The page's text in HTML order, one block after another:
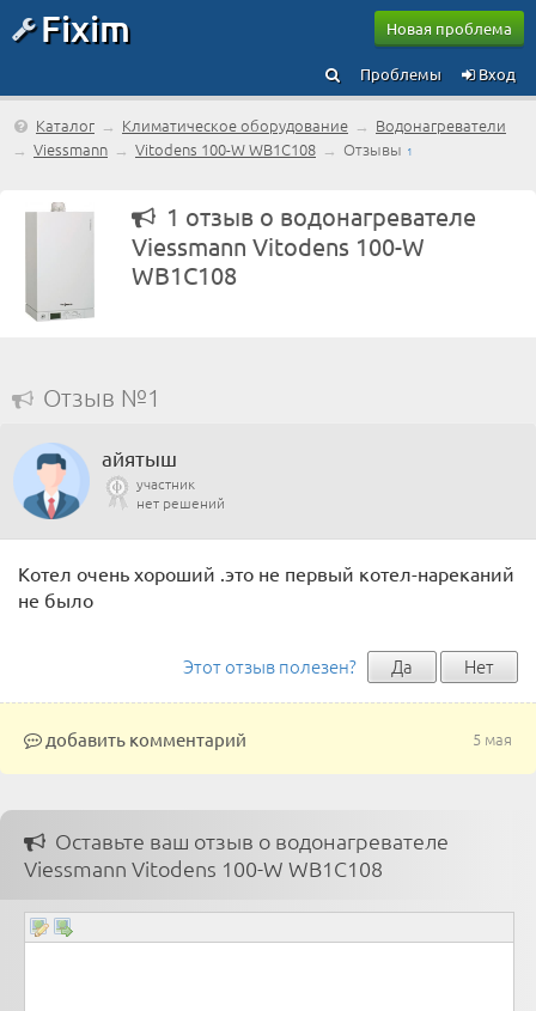
Fixim Новая проблема
Вход
Проблемы
Каталог → Климатическое оборудование → Водонагреватели
→ Viessmann → Vitodens 100-W WB1C108 → Отзывы 1
1 отзыв о водонагревателе
Viessmann Vitodens 100-W
WB1C108
Отзыв №1
айятыш
участник
нет решений
Котел очень хороший .это не первый котел-нареканий
не было
Этот отзыв полезен? Да Нет
5 мая
добавить комментарий
Оставьте ваш отзыв о водонагревателе
Viessmann Vitodens 100-W WB1C108